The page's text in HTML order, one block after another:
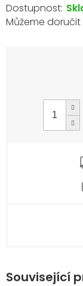
Související